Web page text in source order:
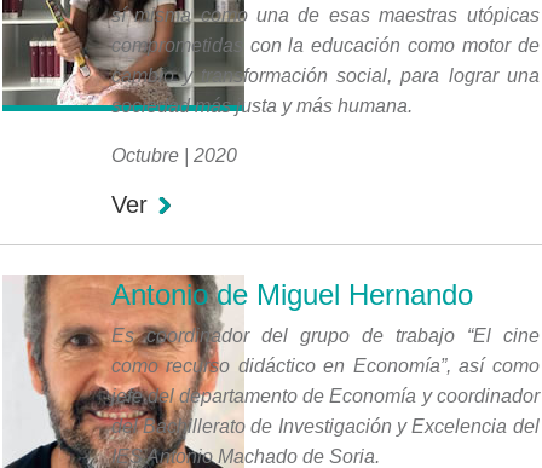
sí misma como una de esas maestras utópicas
comprometidas con la educación como motor de
cambio y transformación social, para lograr una
sociedad más justa y más humana.
Octubre | 2020
Ver
Antonio de Miguel Hernando
Es coordinador del grupo de trabajo “El cine
como recurso didáctico en Economía”, así como
jefe del departamento de Economía y coordinador
del Bachillerato de Investigación y Excelencia del
IES Antonio Machado de Soria.